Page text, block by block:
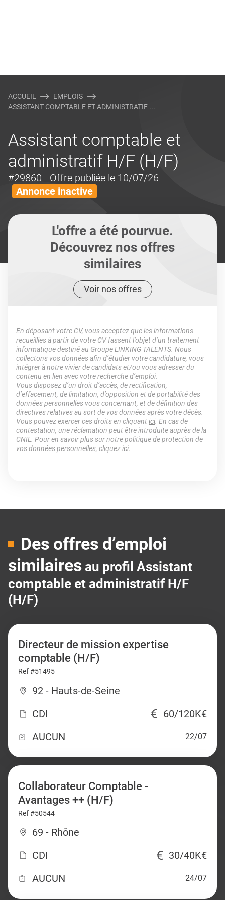
ACCUEIL
EMPLOIS
ASSISTANT COMPTABLE ET ADMINISTRATIF ...
Assistant comptable et
administratif H/F (H/F)
#29860 - Offre publiée le 10/07/26
Annonce inactive
L'offre a été pourvue.
Découvrez nos offres
similaires
Voir nos offres
En déposant votre CV, vous acceptez que les informations
recueillies à partir de votre CV fassent l’objet d’un traitement
informatique destiné au Groupe LINKING TALENTS. Nous
collectons vos données afin d’étudier votre candidature, vous
intégrer à notre vivier de candidats et/ou vous adresser du
contenu en lien avec votre recherche d’emploi.
Vous disposez d’un droit d’accès, de rectification,
d’effacement, de limitation, d’opposition et de portabilité des
données personnelles vous concernant, et de définition des
directives relatives au sort de vos données après votre décès.
Vous pouvez exercer ces droits en cliquantici. En cas de
contestation, une réclamation peut être introduite auprès de la
CNIL. Pour en savoir plus sur notre politique de protection de
vos données personnelles, cliquezici.
Des offres d’emploi
similaires au profil Assistant
comptable et administratif H/F
(H/F)
Directeur de mission expertise
comptable (H/F)
Ref #51495
92 - Hauts-de-Seine
CDI
60/120K€
AUCUN
22/07
Collaborateur Comptable -
Avantages ++ (H/F)
Ref #50544
69 - Rhône
CDI
30/40K€
AUCUN
24/07